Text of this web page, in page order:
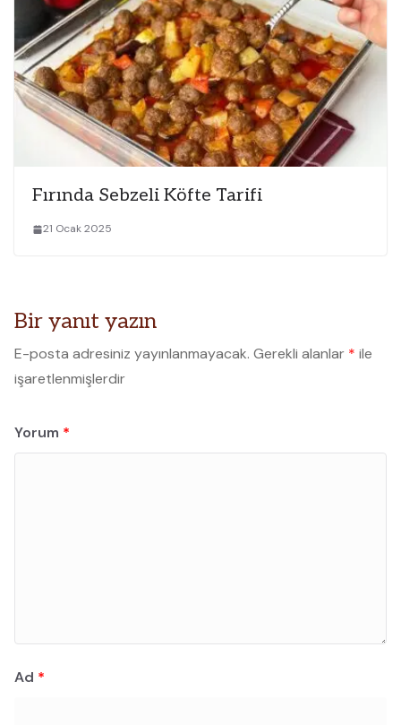
Fırında Sebzeli Köfte Tarifi
21 Ocak 2025
Bir yanıt yazın
E-posta adresiniz yayınlanmayacak. Gerekli alanlar * ile
işaretlenmişlerdir
Yorum *
Ad *